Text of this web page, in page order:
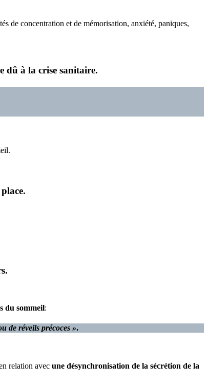
de concentration et de mémorisation, anxiété, paniques,
dû à la crise sanitaire.
du sommeil:
de réveils précoces ».
relation avec une désynchronisation de la sécrétion de la